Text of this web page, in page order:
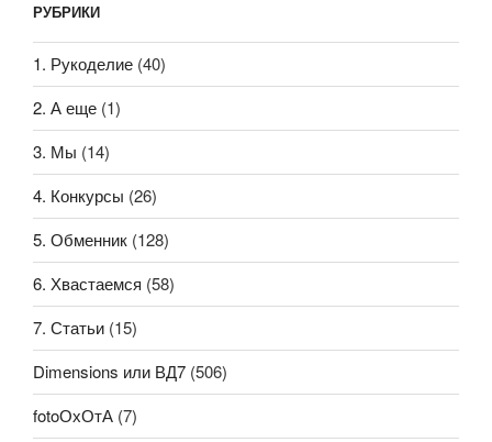
РУБРИКИ
1. Рукоделие (40)
2. А еще (1)
3. Мы (14)
4. Конкурсы (26)
5. Обменник (128)
6. Хвастаемся (58)
7. Статьи (15)
Dimensions или ВД7 (506)
fotoОхОтА (7)